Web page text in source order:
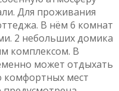
Для проживания
В нём 6 комнат
2 небольших домика
комплексом. В
может отдыхать
комфортных мест